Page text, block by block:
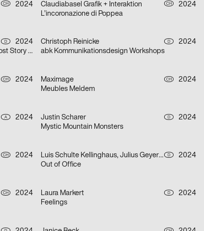
CH
2024
Claudiabasel Grafik + Interaktion CH
2024
L’incoronazione di Poppea
D
2024
A Christmas Carol. In Prose. Being a Ghost Story of Christmas.
Christoph Reinicke D
2024
abk Kommunikationsdesign Workshops
CH
2024
Maximage CH
2024
Meubles Meldem
A
2024
Justin Scharer D
2024
Mystic Mountain Monsters
CH
2024
Luis Schulte Kellinghaus, Julius Geyer, Max Reichert D
2024
Out of Office
CH
2024
Laura Markert D
2024
Feelings